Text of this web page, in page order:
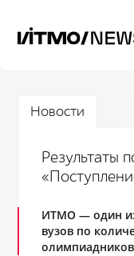
Новости
Результаты
ИТМО — один
вузов по
олимпиадников